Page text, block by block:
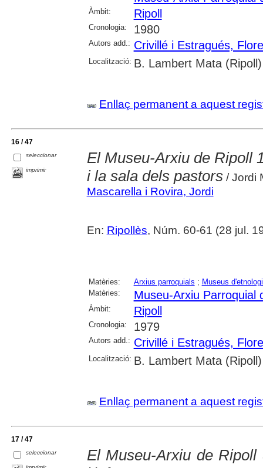
Àmbit: Ripoll
Cronologia: 1980
Autors add.: Crivillé i Estragués,
Localització: B. Lambert Mata (Ripoll)
Enllaç permanent a aquest
16 / 47
seleccionar
imprimir
El Museu-Arxiu de Ripoll
i la sala dels pastors/ Jordi
Mascarella i Rovira, Jordi
En: Ripollès, Núm. 60-61 (28 jul.
Matèries: Arxius parroquials ; Museus
Matèries:
Museu-Arxiu Parroquial
Àmbit: Ripoll
Cronologia: 1979
Autors add.: Crivillé i Estragués,
Localització: B. Lambert Mata (Ripoll)
Enllaç permanent a aquest
17 / 47
seleccionar
El Museu-Arxiu de